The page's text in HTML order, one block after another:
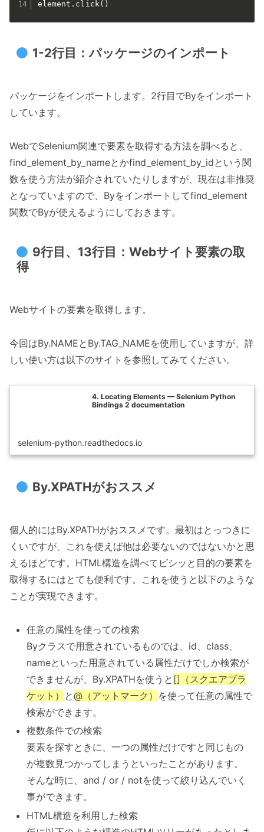
element . click ( )
1-2行目：パッケージのインポート
パッケージをインポートします。2行目でByをインポート
しています。
WebでSelenium関連で要素を取得する方法を調べると、
find_element_by_nameとかfind_element_by_idという関
数を使う方法が紹介されていたりしますが、現在は非推奨
となっていますので、Byをインポートしてfind_element
関数でByが使えるようにしておきます。
9行目、13行目：Webサイト要素の取
得
Webサイトの要素を取得します。
今回はBy.NAMEとBy.TAG_NAMEを使用していますが、詳
しい使い方は以下のサイトを参照してみてください。
4. Locating Elements — Selenium Python
Bindings 2 documentation
selenium-python.readthedocs.io
By.XPATHがおススメ
個人的にはBy.XPATHがおススメです。最初はとっつきに
くいですが、これを使えば他は必要ないのではないかと思
えるほどです。HTML構造を調べてビシッと目的の要素を
取得するにはとても便利です。これを使うと以下のような
ことが実現できます。
任意の属性を使っての検索
Byクラスで用意されているものでは、id、class、
nameといった用意されている属性だけでしか検索が
できませんが、By.XPATHを使うと []（スクエアブラ
ケット） と@（アットマーク） を使って任意の属性で
検索ができます。
複数条件での検索
要素を探すときに、一つの属性だけですと同じもの
が複数見つかってしまうといったことがあります。
そんな時に、and / or / notを使って絞り込んでいく
事ができます。
HTML構造を利用した検索